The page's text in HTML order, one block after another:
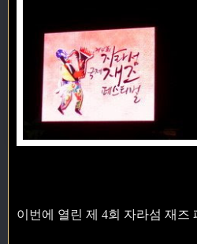
이번에 열린 제 4회 자라섬 재즈